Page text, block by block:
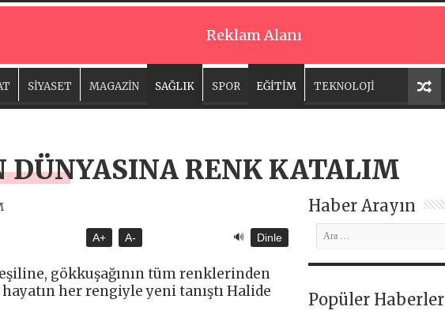
Reklam Alanı
SİYASET MAGAZİN SAĞLIK SPOR EĞİTİM TEKNOLOJİ
DÜNYASINA RENK KATALIM
A+ A- 🔊 Dinle
gökkuşağının tüm renklerinden
her rengiyle yeni tanıştı Halide
Haber Arayın
Popüler Haberler